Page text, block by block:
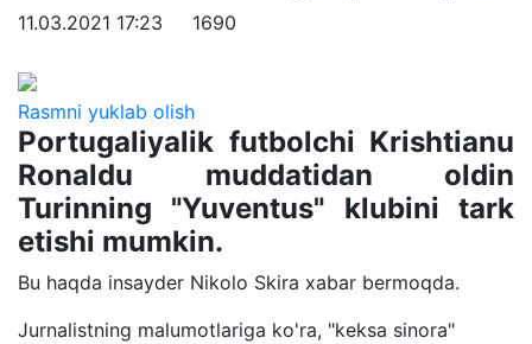
11.03.2021 17:23 1690
Rasmni yuklab olish
Portugaliyalik futbolchi Krishtianu
Ronaldu muddatidan oldin
Turinning "Yuventus" klubini tark
etishi mumkin.
Bu haqda insayder Nikolo Skira xabar bermoqda.
Jurnalistning malumotlariga ko'ra, "keksa sinora"